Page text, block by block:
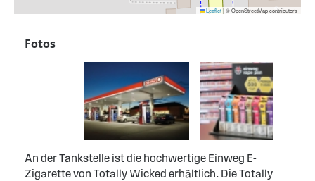
Leaflet|© OpenStreetMap contributors
Fotos
An der Tankstelle ist die hochwertige Einweg E-
Zigarette von Totally Wicked erhältlich. Die Totally